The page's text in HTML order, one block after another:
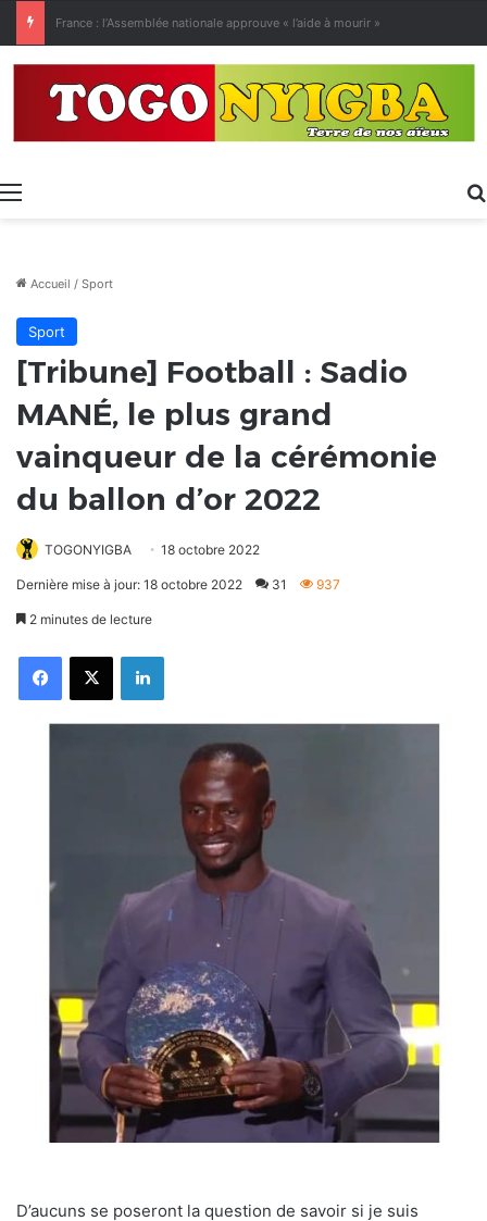
Menu
Accueil / Sport
Sport
[Tribune] Football : Sadio
MANÉ, le plus grand
vainqueur de la cérémonie
du ballon d’or 2022
TOGONYIGBA 18 octobre 2022
Dernière mise à jour: 18 octobre 2022 31 937
2 minutes de lecture
FacebookX Linkedin
D’aucuns se poseront la question de savoir si je suis